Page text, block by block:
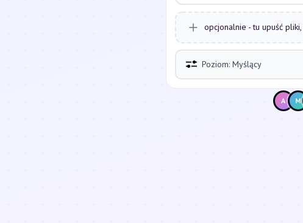
opcjonalnie - tu upuść
Poziom: Myślący
A M